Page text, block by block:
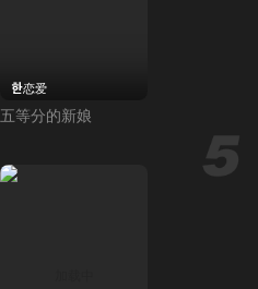
恋爱
五等分的新娘